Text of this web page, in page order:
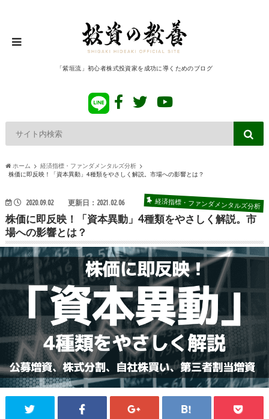
「紫垣流」初心者株式投資家を成功に導くためのブログ
ホーム
経済指標・ファンダメンタルズ分析
株価に即反映！「資本異動」4種類をやさしく解説。市場への影響とは？
2020.09.02 更新日：2021.02.06 経済指標・ファンダメンタルズ分析
株価に即反映！「資本異動」4種類をやさしく解説。市
場への影響とは？